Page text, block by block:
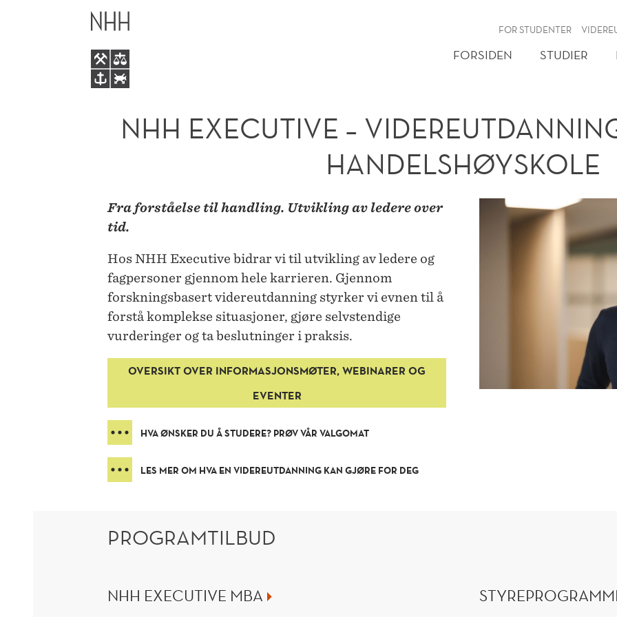
EXECUTIVE
VIDEREUTDANNING
NORGES
HANDELSHØYSKOLE
FOR STUDENTER
FORSIDEN STUDIER
NHH EXECUTIVE –
HANDELSHØYSKOLE
Fra forståelse til handling. Utvikling av ledere over
tid.
Hos NHH Executive bidrar vi til utvikling av ledere og
fagpersoner gjennom hele karrieren. Gjennom
forskningsbasert videreutdanning styrker vi evnen til å
forstå komplekse situasjoner, gjøre selvstendige
vurderinger og ta beslutninger i praksis.
OVERSIKT OVER INFORMASJONSMØTER, WEBINARER OG
EVENTER
HVA ØNSKER DU Å STUDERE? PRØV VÅR VALGOMAT
LES MER OM HVA EN VIDEREUTDANNING KAN GJØRE FOR DEG
PROGRAMTILBUD
NHH EXECUTIVE MBA